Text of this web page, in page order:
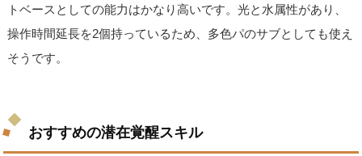
トベースとしての能力はかなり高いです。光と水属性があり、
操作時間延長を2個持っているため、多色パのサブとしても使え
そうです。
おすすめの潜在覚醒スキル